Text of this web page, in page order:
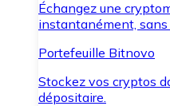
Échangez une
instantanément,
Portefeuille Bitnovo
Stockez vos cryptos
dépositaire.